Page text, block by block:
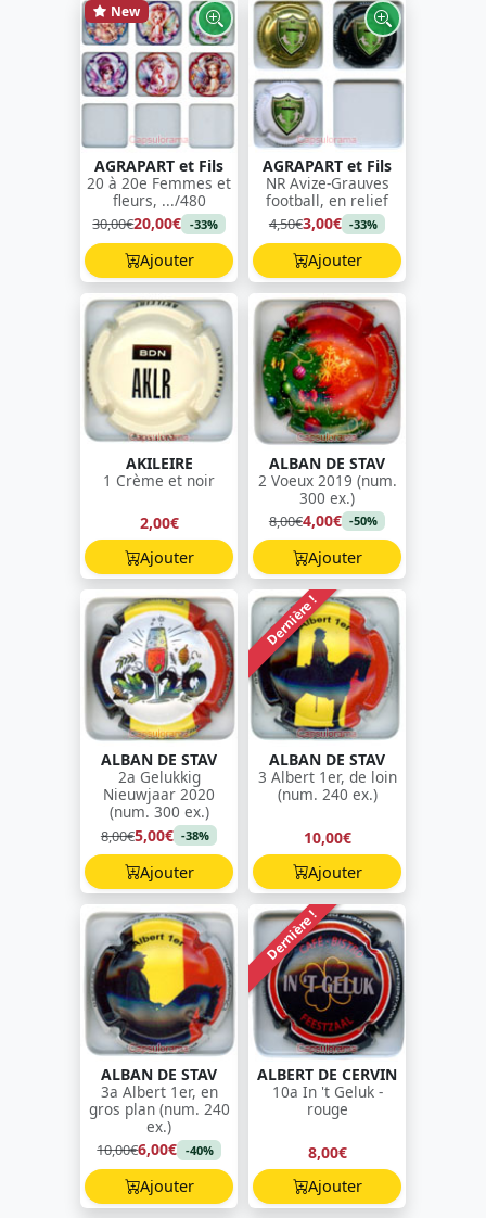
New
AGRAPART et Fils
20 à 20e Femmes et
fleurs, .../480
30,00€20,00€ -33%
Ajouter
AGRAPART et Fils
NR Avize-Grauves
football, en relief
4,50€3,00€ -33%
Ajouter
AKILEIRE
1 Crème et noir
2,00€
Ajouter
ALBAN DE STAV
2 Voeux 2019 (num.
300 ex.)
8,00€4,00€ -50%
Ajouter
ALBAN DE STAV
2a Gelukkig
Nieuwjaar 2020
(num. 300 ex.)
8,00€5,00€ -38%
Ajouter
Dernière !
ALBAN DE STAV
3 Albert 1er, de loin
(num. 240 ex.)
10,00€
Ajouter
ALBAN DE STAV
3a Albert 1er, en
gros plan (num. 240
ex.)
10,00€6,00€ -40%
Ajouter
Dernière !
ALBERT DE CERVIN
10a In 't Geluk -
rouge
8,00€
Ajouter